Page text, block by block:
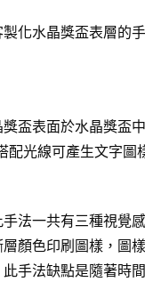
化水晶獎盃表層
盃表面於水晶獎
光線可產生文字圖
法一共有三種視
顏色印刷圖樣，
手法缺點是隨著時